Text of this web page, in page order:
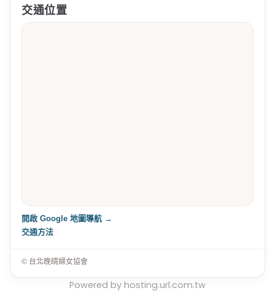
交通位置
開啟 Google 地圖導航 →
交通方法
© 台北晚晴婦女協會
Powered by hosting.url.com.tw